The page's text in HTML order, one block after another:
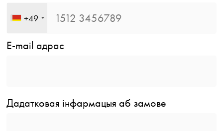
+49
E-mail адрас
Дадатковая інфармацыя аб замове